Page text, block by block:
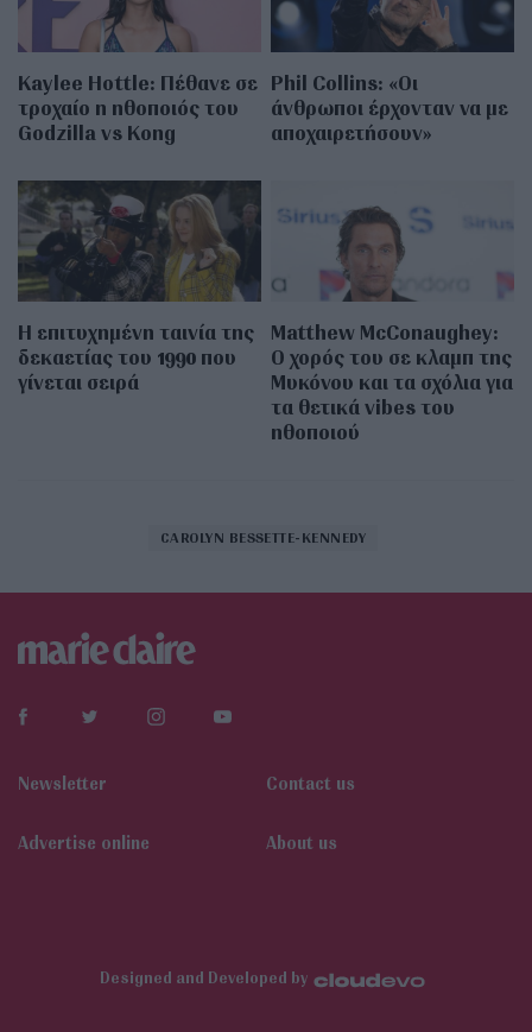
Kaylee Hottle: Πέθανε σε
τροχαίο η ηθοποιός του
Godzilla vs Kong
Phil Collins: «Οι
άνθρωποι έρχονταν να με
αποχαιρετήσουν»
Η επιτυχημένη ταινία της
δεκαετίας του 1990 που
γίνεται σειρά
Matthew McConaughey:
Ο χορός του σε κλαμπ της
Μυκόνου και τα σχόλια για
τα θετικά vibes του
ηθοποιού
CAROLYN BESSETTE-KENNEDY
Newsletter Contact us
Αdvertise online About us
Designed and Developed by